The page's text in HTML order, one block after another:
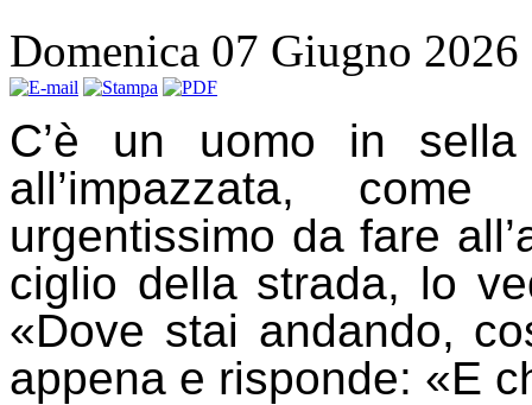
Domenica 07 Giugno
C’è un uomo in
all’impazzata,
urgentissimo da fare
ciglio della strada, lo
«Dove stai andando,
appena e risponde: «E